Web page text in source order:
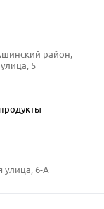
район,
5
продукты
улица, 6-А